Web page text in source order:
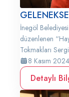
İnegöl
düzenlenen
Tokmakları
8 Kasım 2024
Detaylı